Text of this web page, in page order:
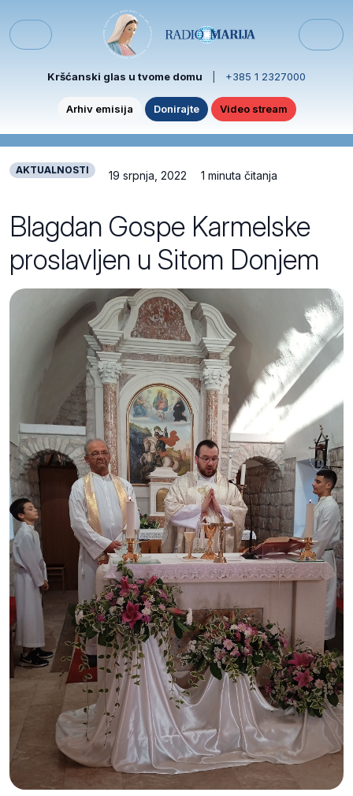
Menu
Kršćanski glas u tvome domu +385 1 2327000
Arhiv emisija Donirajte Video stream
AKTUALNOSTI 19 srpnja, 2022 1 minuta čitanja
Blagdan Gospe Karmelske
proslavljen u Sitom Donjem